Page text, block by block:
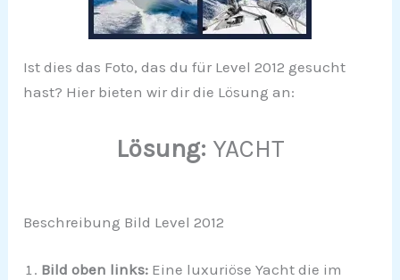
Ist dies das Foto, das du für Level 2012 gesucht
hast? Hier bieten wir dir die Lösung an:
Lösung: YACHT
Beschreibung Bild Level 2012
Bild oben links: Eine luxuriöse Yacht die im